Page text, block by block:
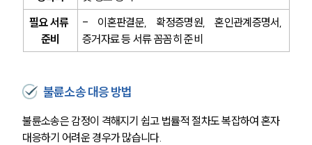
필요 서류
준비
- 이혼판결문, 확정증명원, 혼인관계증명서,
증거자료 등 서류 꼼꼼히 준비
불륜소송 대응 방법
불륜소송은 감정이 격해지기 쉽고 법률적 절차도 복잡하여 혼자
대응하기 어려운 경우가 많습니다.